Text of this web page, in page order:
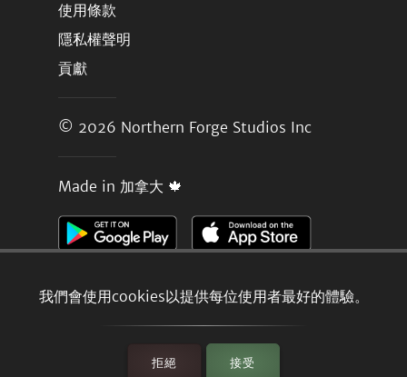
我們會使用cookies以提供每位使用者最好的體驗。
拒絕 接受
使用條款
隱私權聲明
貢獻
© 2026 Northern Forge Studios Inc
Made in 加拿大 🍁